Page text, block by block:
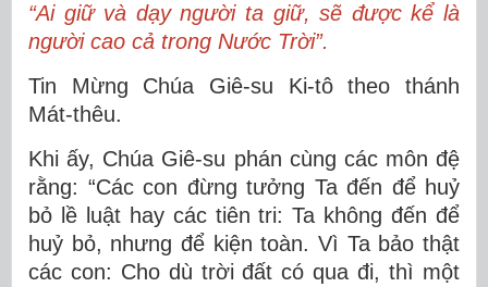
“Ai giữ và dạy người ta giữ, sẽ được kể là
người cao cả trong Nước Trời”.
Tin Mừng Chúa Giê-su Ki-tô theo thánh
Mát-thêu.
Khi ấy, Chúa Giê-su phán cùng các môn đệ
rằng: “Các con đừng tưởng Ta đến để huỷ
bỏ lề luật hay các tiên tri: Ta không đến để
huỷ bỏ, nhưng để kiện toàn. Vì Ta bảo thật
các con: Cho dù trời đất có qua đi, thì một